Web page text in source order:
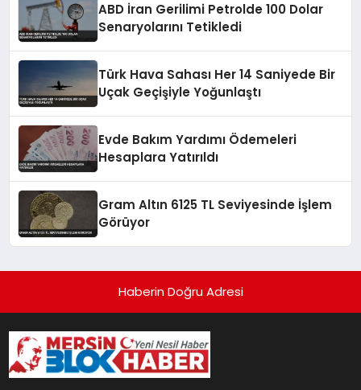
ABD İran Gerilimi Petrolde 100 Dolar
Senaryolarını Tetikledi
Türk Hava Sahası Her 14 Saniyede Bir
Uçak Geçişiyle Yoğunlaştı
Evde Bakım Yardımı Ödemeleri
Hesaplara Yatırıldı
Gram Altın 6125 TL Seviyesinde İşlem
Görüyor
Haberin Doğru Adresi